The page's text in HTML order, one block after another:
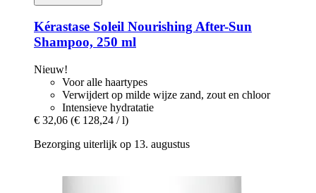
Kérastase Soleil Nourishing After-​Sun
Shampoo, 250 ml
Nieuw!
Voor alle haartypes
Verwijdert op milde wijze zand, zout en chloor
Intensieve hydratatie
€ 32,06 (€ 128,24 / l)
Bezorging uiterlijk op 13. augustus